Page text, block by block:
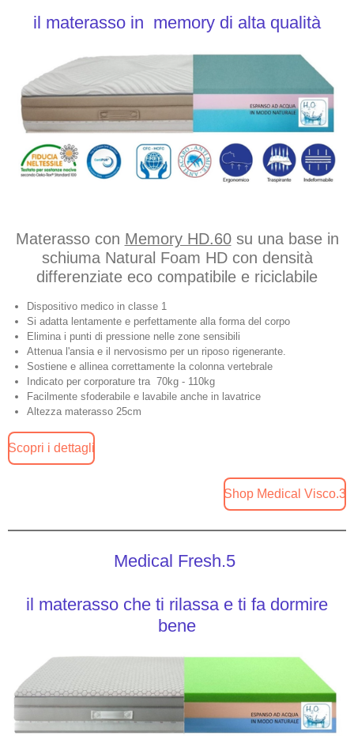
il materasso in memory di alta qualità
Materasso con Memory HD.60su una base in
schiuma Natural Foam HD con densità
differenziate eco compatibile e riciclabile
Dispositivo medico in classe 1
Si adatta lentamente e perfettamente alla forma del corpo
Elimina i punti di pressione nelle zone sensibili
Attenua l'ansia e il nervosismo per un riposo rigenerante.
Sostiene e allinea correttamente la colonna vertebrale
Indicato per corporature tra 70kg - 110kg
Facilmente sfoderabile e lavabile anche in lavatrice
Altezza materasso 25cm
Scopri i dettagli
Shop Medical Visco.3
Medical Fresh.5
il materasso che ti rilassa e ti fa dormire
bene